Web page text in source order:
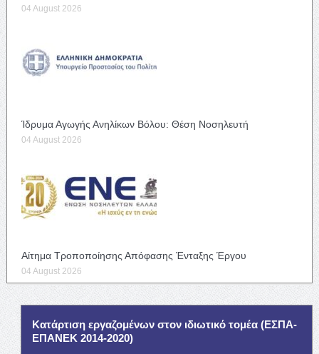
04 August 2026
Ίδρυμα Αγωγής Ανηλίκων Βόλου: Θέση Νοσηλευτή
04 August 2026
Αίτημα Τροποποίησης Απόφασης Ένταξης Έργου
04 August 2026
Κατάρτιση εργαζομένων στον ιδιωτικό τομέα (ΕΣΠΑ-
ΕΠΑΝΕΚ 2014-2020)